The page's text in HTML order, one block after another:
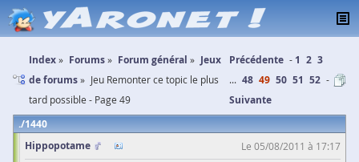
Index Forums Forum général
Jeux
de forums
Jeu Remonter ce topic le plus
tard possible - Page 49
Précédente 1 2 3
... 48 49 50 51 52
Suivante
1440
Hippopotame
Le 05/08/2011 à 17:17